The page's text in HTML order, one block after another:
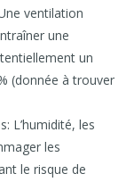
ventilation
une
un
(donnée à trouver
L’humidité, les
les
le risque de